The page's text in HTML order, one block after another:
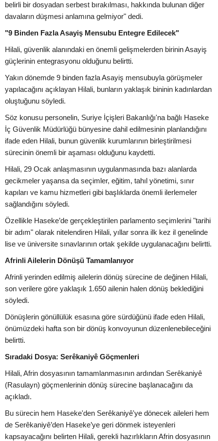
belirli bir dosyadan serbest bırakılması, hakkında bulunan diğer
davaların düşmesi anlamına gelmiyor" dedi.
"9 Binden Fazla Asayiş Mensubu Entegre Edilecek"
Hilali, güvenlik alanındaki en önemli gelişmelerden birinin Asayiş
güçlerinin entegrasyonu olduğunu belirtti.
Yakın dönemde 9 binden fazla Asayiş mensubuyla görüşmeler
yapılacağını açıklayan Hilali, bunların yaklaşık bininin kadınlardan
oluştuğunu söyledi.
Söz konusu personelin, Suriye İçişleri Bakanlığı'na bağlı Haseke
İç Güvenlik Müdürlüğü bünyesine dahil edilmesinin planlandığını
ifade eden Hilali, bunun güvenlik kurumlarının birleştirilmesi
sürecinin önemli bir aşaması olduğunu kaydetti.
Hilali, 29 Ocak anlaşmasının uygulanmasında bazı alanlarda
gecikmeler yaşansa da seçimler, eğitim, tahıl yönetimi, sınır
kapıları ve kamu hizmetleri gibi başlıklarda önemli ilerlemeler
sağlandığını söyledi.
Özellikle Haseke’de gerçekleştirilen parlamento seçimlerini "tarihi
bir adım" olarak nitelendiren Hilali, yıllar sonra ilk kez il genelinde
lise ve üniversite sınavlarının ortak şekilde uygulanacağını belirtti.
Afrinli Ailelerin Dönüşü Tamamlanıyor
Afrinli yerinden edilmiş ailelerin dönüş sürecine de değinen Hilali,
son verilere göre yaklaşık 1.650 ailenin halen dönüş beklediğini
söyledi.
Dönüşlerin gönüllülük esasına göre sürdüğünü ifade eden Hilali,
önümüzdeki hafta son bir dönüş konvoyunun düzenlenebileceğini
belirtti.
Sıradaki Dosya: Serêkaniyê Göçmenleri
Hilali, Afrin dosyasının tamamlanmasının ardından Serêkaniyê
(Rasulayn) göçmenlerinin dönüş sürecine başlanacağını da
açıkladı.
Bu sürecin hem Haseke'den Serêkaniyê'ye dönecek aileleri hem
de Serêkaniyê’den Haseke’ye geri dönmek isteyenleri
kapsayacağını belirten Hilali, gerekli hazırlıkların Afrin dosyasının